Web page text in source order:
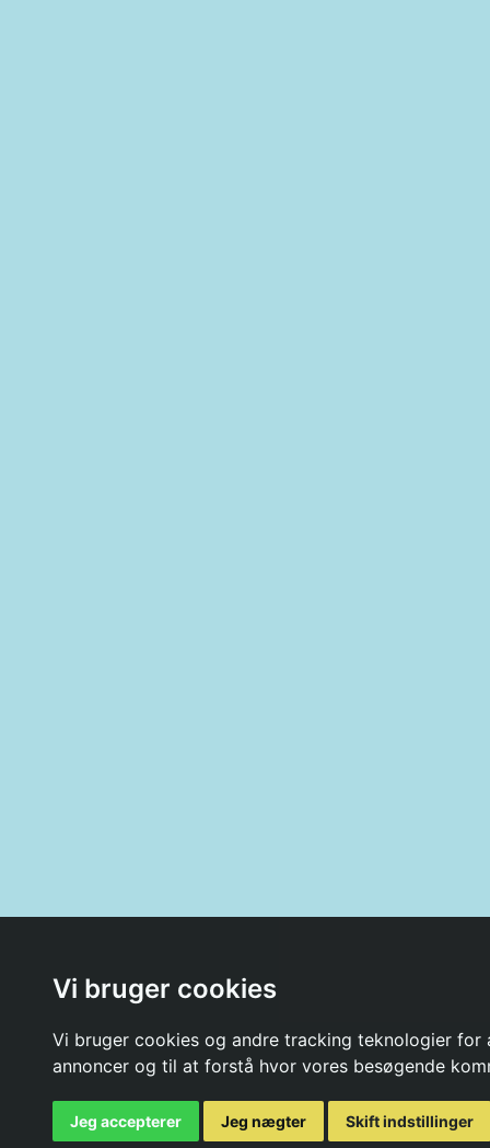
Vi bruger cookies
Vi bruger cookies og andre tracking teknologier
annoncer og til at forstå hvor vores besøgende
Jeg accepterer Jeg nægter Skift indstillinger